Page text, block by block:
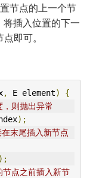
节点的上一个节
将插入位置的下一
即可。
, E element)
{
则抛出异常
);
末尾插入新节点
);
点之前插入新节